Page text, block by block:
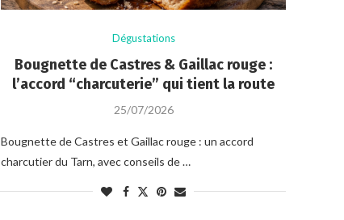
Dégustations
Bougnette de Castres & Gaillac rouge :
l’accord “charcuterie” qui tient la route
25/07/2026
Bougnette de Castres et Gaillac rouge : un accord
charcutier du Tarn, avec conseils de …